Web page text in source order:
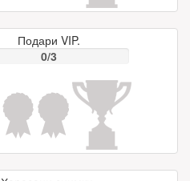
Подари VIP.
0/3